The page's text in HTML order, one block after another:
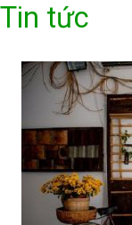
Tin tức